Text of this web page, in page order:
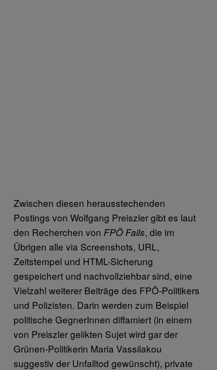
Zwischen diesen herausstechenden
Postings von Wolfgang Preiszler gibt es laut
den Recherchen von FPÖ Fails, die im
Übrigen alle via Screenshots, URL,
Zeitstempel und HTML-Sicherung
gespeichert und nachvollziehbar sind, eine
Vielzahl weiterer Beiträge des FPÖ-Politikers
und Polizisten. Darin werden zum Beispiel
politische GegnerInnen diffamiert (in einem
von Preiszler gelikten Sujet wird gar der
Grünen-Politikerin Maria Vassilakou
suggestiv der Unfalltod gewünscht), private